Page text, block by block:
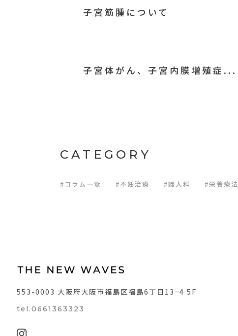
子宮筋腫について
子宮体がん、子宮内膜増殖症...
CATEGORY
#コラム一覧 #不妊治療 #婦人科 #栄養療法
553-0003 大阪府大阪市福島区福島6丁目13−4 5F
tel.0661363323